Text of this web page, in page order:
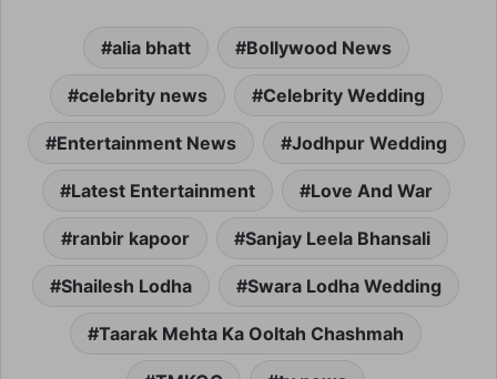
alia bhatt Bollywood News
celebrity news Celebrity Wedding
Entertainment News Jodhpur Wedding
Latest Entertainment Love And War
ranbir kapoor Sanjay Leela Bhansali
Shailesh Lodha Swara Lodha Wedding
Taarak Mehta Ka Ooltah Chashmah